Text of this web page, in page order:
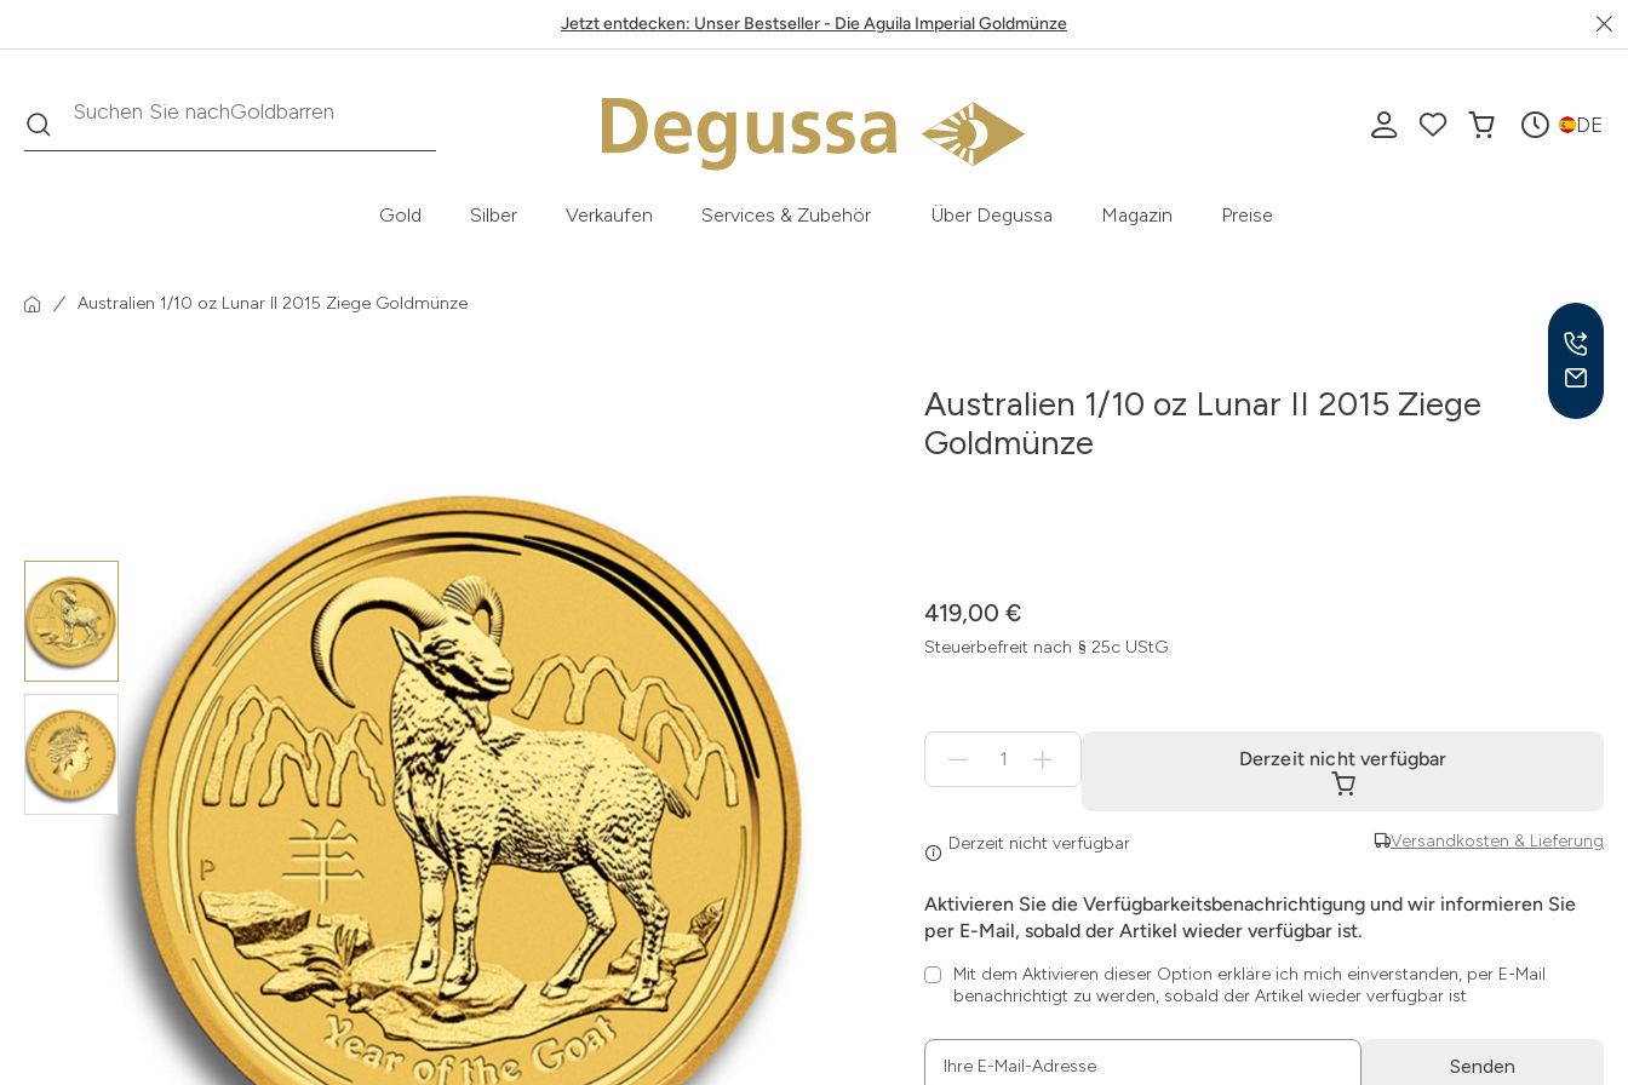
Jetzt entdecken: Unser Bestseller - Die Aguila Imperial Goldmünze
Suche Suchen Sie nachKrügerrand DE
Gold Silber Verkaufen Services & Zubehör Über Degussa Magazin Preise
Australien 1/10 oz Lunar II 2015 Ziege Goldmünze
Australien 1/10 oz Lunar II 2015 Ziege
Goldmünze
419,00 €
Steuerbefreit nach § 25c UStG
Versandkosten & Lieferung
für
Derzeit
verfügbar
Derzeit nicht verfügbar
Derzeit nicht verfügbar
Aktivieren Sie die Verfügbarkeitsbenachrichtigung und wir informieren Sie
per E-Mail, sobald der Artikel wieder verfügbar ist.
Mit dem Aktivieren dieser Option erkläre ich mich einverstanden, per E-Mail
benachrichtigt zu werden, sobald der Artikel wieder verfügbar ist
Ihre E-Mail-Adresse
Senden